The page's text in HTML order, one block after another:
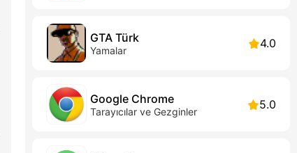
GTA Türk
Yamalar 4.0
Google Chrome
Tarayıcılar ve Gezginler 5.0